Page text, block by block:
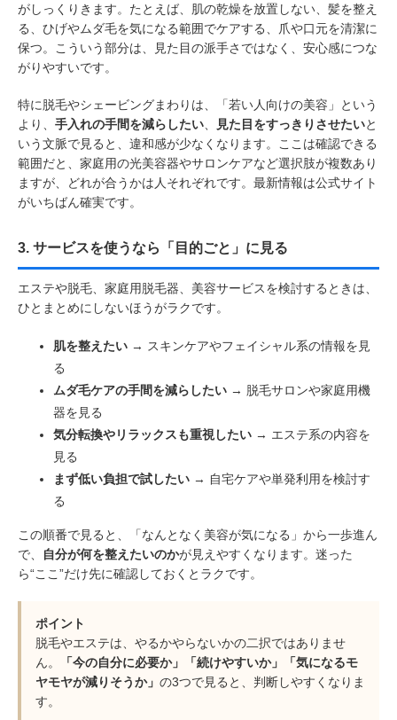
がしっくりきます。たとえば、肌の乾燥を放置しない、髪を整え
る、ひげやムダ毛を気になる範囲でケアする、爪や口元を清潔に
保つ。こういう部分は、見た目の派手さではなく、安心感につな
がりやすいです。
特に脱毛やシェービングまわりは、「若い人向けの美容」という
より、 手入れの手間を減らしたい 見た目をすっきりさせたいと
いう文脈で見ると、違和感が少なくなります。ここは確認できる
範囲だと、家庭用の光美容器やサロンケアなど選択肢が複数あり
ますが、どれが合うかは人それぞれです。最新情報は公式サイト
がいちばん確実です。
3. サービスを使うなら「目的ごと」に見る
エステや脱毛、家庭用脱毛器、美容サービスを検討するときは、
ひとまとめにしないほうがラクです。
肌を整えたい → スキンケアやフェイシャル系の情報を見
る
ムダ毛ケアの手間を減らしたい → 脱毛サロンや家庭用機
器を見る
気分転換やリラックスも重視したい → エステ系の内容を
見る
まず低い負担で試したい → 自宅ケアや単発利用を検討す
る
この順番で見ると、「なんとなく美容が気になる」から一歩進ん
で、
自分が何を整えたいのかが見えやすくなります。迷った
ら“ここ”だけ先に確認しておくとラクです。
ポイント
脱毛やエステは、やるかやらないかの二択ではありませ
ん。
「今の自分に必要か」「続けやすいか」「気になるモ
ヤモヤが減りそうか」 の3つで見ると、判断しやすくなりま
す。